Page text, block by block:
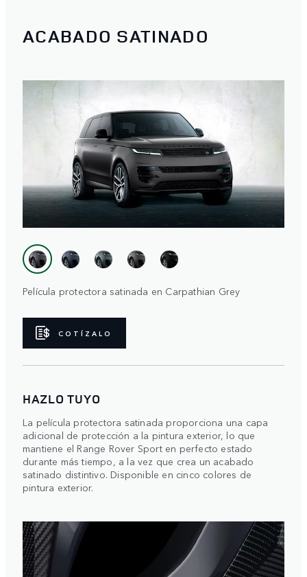
ACABADO SATINADO
Película protectora satinada en Carpathian Grey
COTÍZALO
HAZLO TUYO
La película protectora satinada proporciona una capa
adicional de protección a la pintura exterior, lo que
mantiene el Range Rover Sport en perfecto estado
durante más tiempo, a la vez que crea un acabado
satinado distintivo. Disponible en cinco colores de
pintura exterior.